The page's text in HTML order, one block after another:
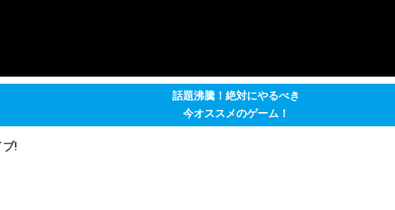
話題沸騰！絶対にやるべき
今オススメのゲーム！
!